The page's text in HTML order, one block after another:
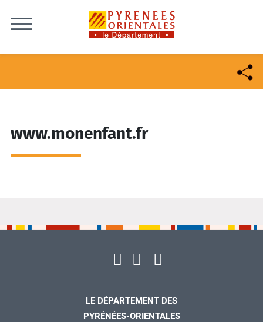
www.monenfant.fr
LE DÉPARTEMENT DES
PYRÉNÉES-ORIENTALES